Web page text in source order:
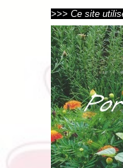
>>> Ce site